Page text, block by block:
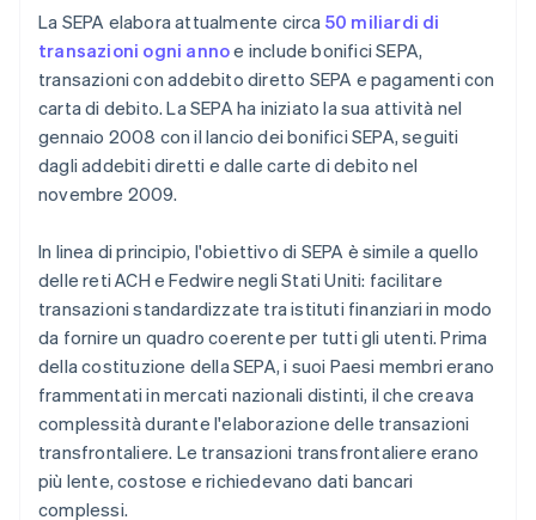
La SEPA elabora attualmente circa 50 miliardi di
transazioni ogni annoe include bonifici SEPA,
transazioni con addebito diretto SEPA e pagamenti con
carta di debito. La SEPA ha iniziato la sua attività nel
gennaio 2008 con il lancio dei bonifici SEPA, seguiti
dagli addebiti diretti e dalle carte di debito nel
novembre 2009.
In linea di principio, l'obiettivo di SEPA è simile a quello
delle reti ACH e Fedwire negli Stati Uniti: facilitare
transazioni standardizzate tra istituti finanziari in modo
da fornire un quadro coerente per tutti gli utenti. Prima
della costituzione della SEPA, i suoi Paesi membri erano
frammentati in mercati nazionali distinti, il che creava
complessità durante l'elaborazione delle transazioni
transfrontaliere. Le transazioni transfrontaliere erano
più lente, costose e richiedevano dati bancari
complessi.